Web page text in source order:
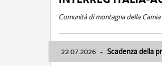
Comunità di montagna della Carnia
22.07.2026 - Scadenza della